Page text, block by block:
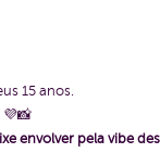
15 anos.
envolver pela vibe